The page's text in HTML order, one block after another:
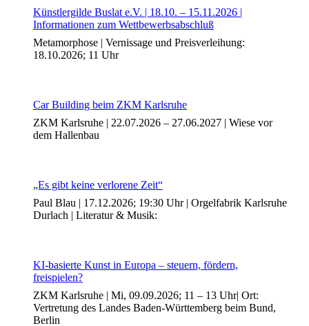
Künstlergilde Buslat e.V. | 18.10. – 15.11.2026 |
Informationen zum Wettbewerbsabschluß
Metamorphose | Vernissage und Preisverleihung:
18.10.2026; 11 Uhr
Car Building beim ZKM Karlsruhe
ZKM Karlsruhe | 22.07.2026 – 27.06.2027 | Wiese vor
dem Hallenbau
„Es gibt keine verlorene Zeit“
Paul Blau | 17.12.2026; 19:30 Uhr | Orgelfabrik Karlsruhe
Durlach | Literatur & Musik:
KI-basierte Kunst in Europa – steuern, fördern,
freispielen?
ZKM Karlsruhe | Mi, 09.09.2026; 11 – 13 Uhr| Ort:
Vertretung des Landes Baden-Württemberg beim Bund,
Berlin